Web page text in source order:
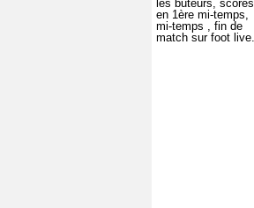
les buteurs, scores
en 1ère mi-temps,
mi-temps , fin de
match sur foot live.